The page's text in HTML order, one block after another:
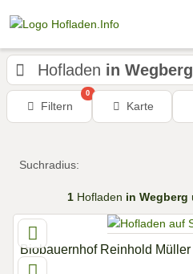
Hofladen in Wegberg
Filtern
0
Karte
Suchradius:
1 Hofladen in Wegberg
Biobauernhof Reinhold Müller